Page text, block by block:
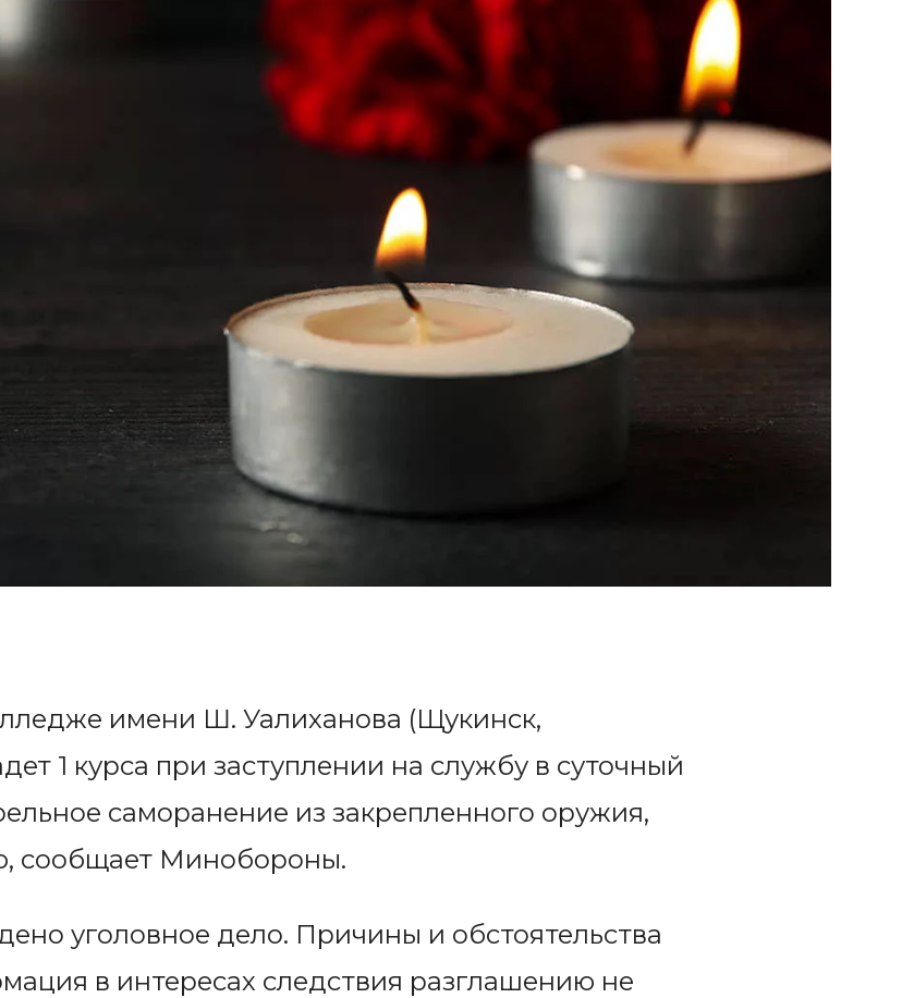
имени Ш. Уалиханова (Щукинск,
1 курса при заступлении на службу в суточный
саморанение из закрепленного оружия,
сообщает Минобороны.
уголовное дело. Причины и обстоятельства
в интересах следствия разглашению не